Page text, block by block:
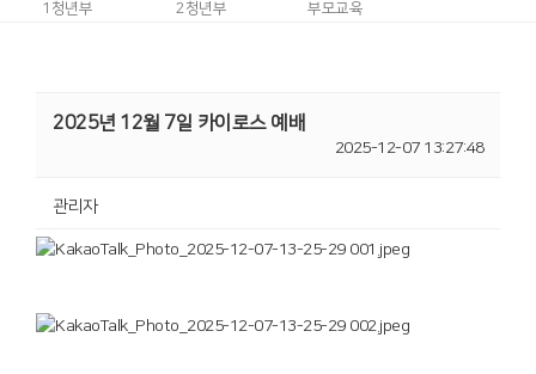
1청년부 2청년부 부모교육
2025년 12월 7일 카이로스 예배
2025-12-07 13:27:48
관리자